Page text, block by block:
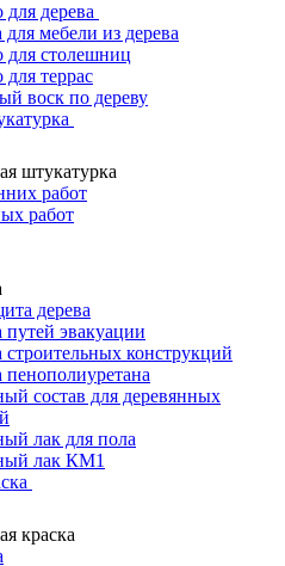
дерева
мебели из дерева
для столешниц
террас
воск по дереву
штукатурка
работ
работ
дерева
эвакуации
конструкций
состав для деревянных
лак для пола
лак КМ1
краска